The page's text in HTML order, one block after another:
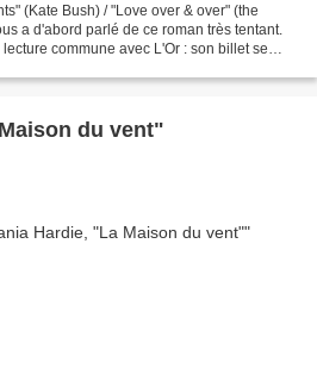
(Kate Bush) / "Love over & over" (the
a d'abord parlé de ce roman très tentant.
commune avec L'Or : son billet se
du vent"